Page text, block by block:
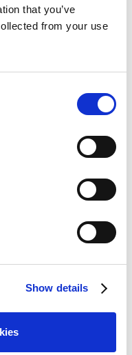
that you’ve
from your use
Show details
Bankposten ab,
Blatt
verwalten
an
manuell
hinzufügen.
an:
automatisch